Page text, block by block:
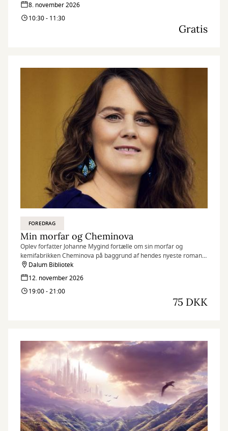
8. november 2026
10:30 - 11:30
Gratis
FOREDRAG
Min morfar og Cheminova
Oplev forfatter Johanne Mygind fortælle om sin morfar og
kemifabrikken Cheminova på baggrund af hendes nyeste roman
Giftig.Dalum Bibliotek
12. november 2026
19:00 - 21:00
75 DKK